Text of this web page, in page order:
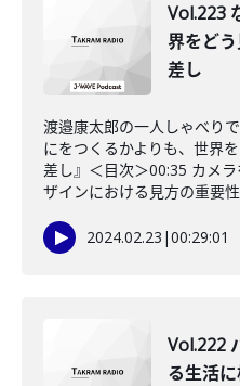
Vol.223
界をど
差し
渡邉康太郎の一人しゃべり
にをつくるかよりも、世界
差し』＜目次＞00:35 カメ
ザインにおける見方の重要
2024.02.23 |00:29:01
Vol.222
る生活